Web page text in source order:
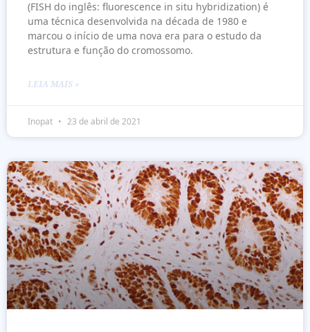
(FISH do inglês: fluorescence in situ hybridization) é
uma técnica desenvolvida na década de 1980 e
marcou o início de uma nova era para o estudo da
estrutura e função do cromossomo.
LEIA MAIS »
Inopat 23 de abril de 2021